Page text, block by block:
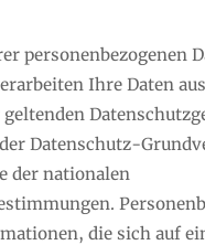
personenbezogenen
Ihre Daten
Datenschutz-
der nationalen
die sich auf